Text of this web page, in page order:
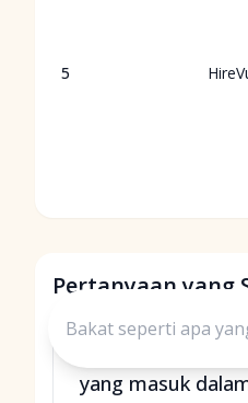
5
Pertanyaan yang
Alat penyaring
yang masuk